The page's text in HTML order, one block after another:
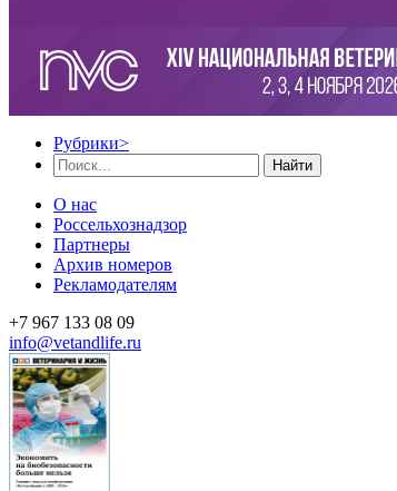
Рубрики>
Найти
О нас
Россельхознадзор
Партнеры
Архив номеров
Рекламодателям
+7 967 133 08 09
info@vetandlife.ru